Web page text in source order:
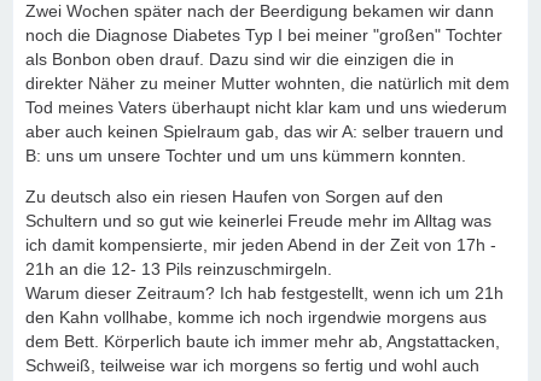
Zwei Wochen später nach der Beerdigung bekamen wir dann
noch die Diagnose Diabetes Typ I bei meiner "großen" Tochter
als Bonbon oben drauf. Dazu sind wir die einzigen die in
direkter Näher zu meiner Mutter wohnten, die natürlich mit dem
Tod meines Vaters überhaupt nicht klar kam und uns wiederum
aber auch keinen Spielraum gab, das wir A: selber trauern und
B: uns um unsere Tochter und um uns kümmern konnten.
Zu deutsch also ein riesen Haufen von Sorgen auf den
Schultern und so gut wie keinerlei Freude mehr im Alltag was
ich damit kompensierte, mir jeden Abend in der Zeit von 17h -
21h an die 12- 13 Pils reinzuschmirgeln.
Warum dieser Zeitraum? Ich hab festgestellt, wenn ich um 21h
den Kahn vollhabe, komme ich noch irgendwie morgens aus
dem Bett. Körperlich baute ich immer mehr ab, Angstattacken,
Schweiß, teilweise war ich morgens so fertig und wohl auch